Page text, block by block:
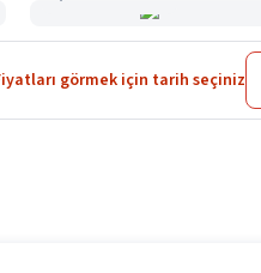
görmek için tarih seçiniz